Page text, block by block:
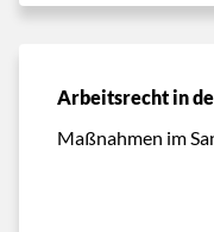
Arbeitsrecht in
Maßnahmen im